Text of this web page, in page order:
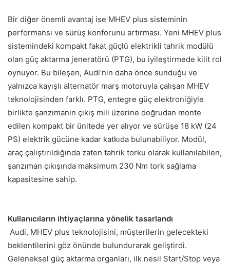
Bir diğer önemli avantaj ise MHEV plus sisteminin
performansı ve sürüş konforunu artırması. Yeni MHEV plus
sistemindeki kompakt fakat güçlü elektrikli tahrik modülü
olan güç aktarma jeneratörü (PTG), bu iyileştirmede kilit rol
oynuyor. Bu bileşen, Audi’nin daha önce sunduğu ve
yalnızca kayışlı alternatör marş motoruyla çalışan MHEV
teknolojisinden farklı. PTG, entegre güç elektroniğiyle
birlikte şanzımanın çıkış mili üzerine doğrudan monte
edilen kompakt bir ünitede yer alıyor ve sürüşe 18 kW (24
PS) elektrik gücüne kadar katkıda bulunabiliyor. Modül,
araç çalıştırıldığında zaten tahrik torku olarak kullanılabilen,
şanzıman çıkışında maksimum 230 Nm tork sağlama
kapasitesine sahip.
Kullanıcıların ihtiyaçlarına yönelik tasarlandı
Audi, MHEV plus teknolojisini, müşterilerin gelecekteki
beklentilerini göz önünde bulundurarak geliştirdi.
Geleneksel güç aktarma organları, ilk nesil Start/Stop veya